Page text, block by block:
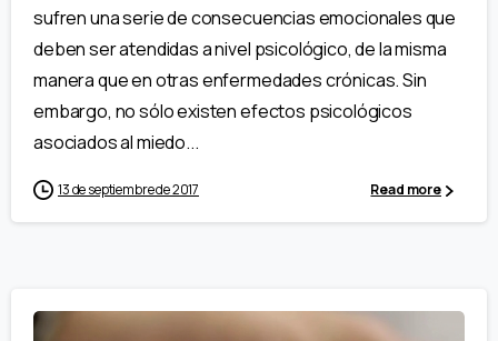
sufren una serie de consecuencias emocionales que
deben ser atendidas a nivel psicológico, de la misma
manera que en otras enfermedades crónicas. Sin
embargo, no sólo existen efectos psicológicos
asociados al miedo...
13 de septiembre de 2017 Read more